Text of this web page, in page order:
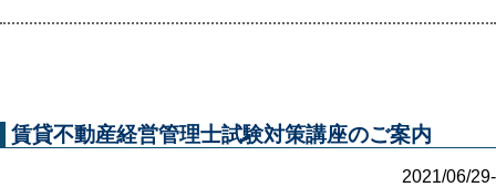
賃貸不動産経営管理士試験対策講座のご案内
2021/06/29-